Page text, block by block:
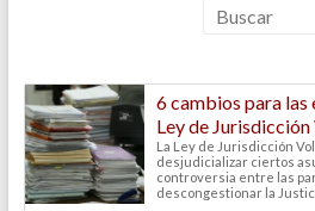
6 cambios para las
Ley de
La Ley de Jurisdicción
desjudicializar ciertos
controversia entre las
descongestionar la